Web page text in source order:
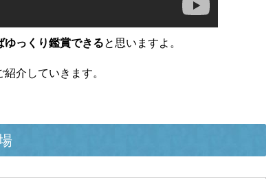
ゆっくり鑑賞できると思いますよ。
紹介していきます。